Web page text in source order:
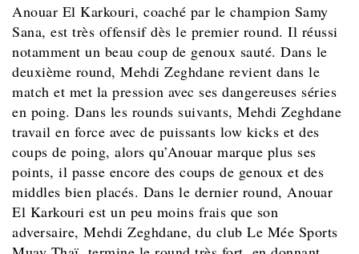
Anouar El Karkouri, coaché par le champion Samy
Sana, est très offensif dès le premier round. Il réussi
notamment un beau coup de genoux sauté. Dans le
deuxième round, Mehdi Zeghdane revient dans le
match et met la pression avec ses dangereuses séries
en poing. Dans les rounds suivants, Mehdi Zeghdane
travail en force avec de puissants low kicks et des
coups de poing, alors qu’Anouar marque plus ses
points, il passe encore des coups de genoux et des
middles bien placés. Dans le dernier round, Anouar
El Karkouri est un peu moins frais que son
adversaire, Mehdi Zeghdane, du club Le Mée Sports